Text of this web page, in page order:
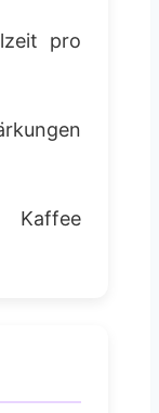
pro
Kaffee